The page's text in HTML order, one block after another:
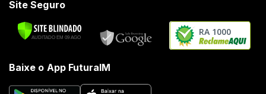
Site Seguro
RA 1000
Baixe o App FuturaIM